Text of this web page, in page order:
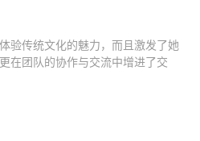
验传统文化的魅力，而且激发了她
在团队的协作与交流中增进了交